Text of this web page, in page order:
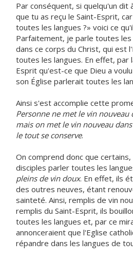
Par conséquent, si quelqu'un dit
que tu as reçu le Saint-Esprit,
toutes les langues ?» voici ce
Parfaitement, je parle toutes les
dans ce corps du Christ, qui est
toutes les langues. En effet, par
Esprit qu'est-ce que Dieu a
son Église parlerait toutes les
Ainsi s'est accomplie cette
Personne ne met le vin nouveau
mais on met le vin nouveau
le tout se conserve.
On comprend donc que
disciples parler toutes les
pleins de vin doux. En effet, ils
des outres neuves, étant
sainteté. Ainsi, remplis de vin
remplis du Saint-Esprit, ils
toutes les langues et, par ce
annonceraient que l'Eglise
répandre dans les langues de